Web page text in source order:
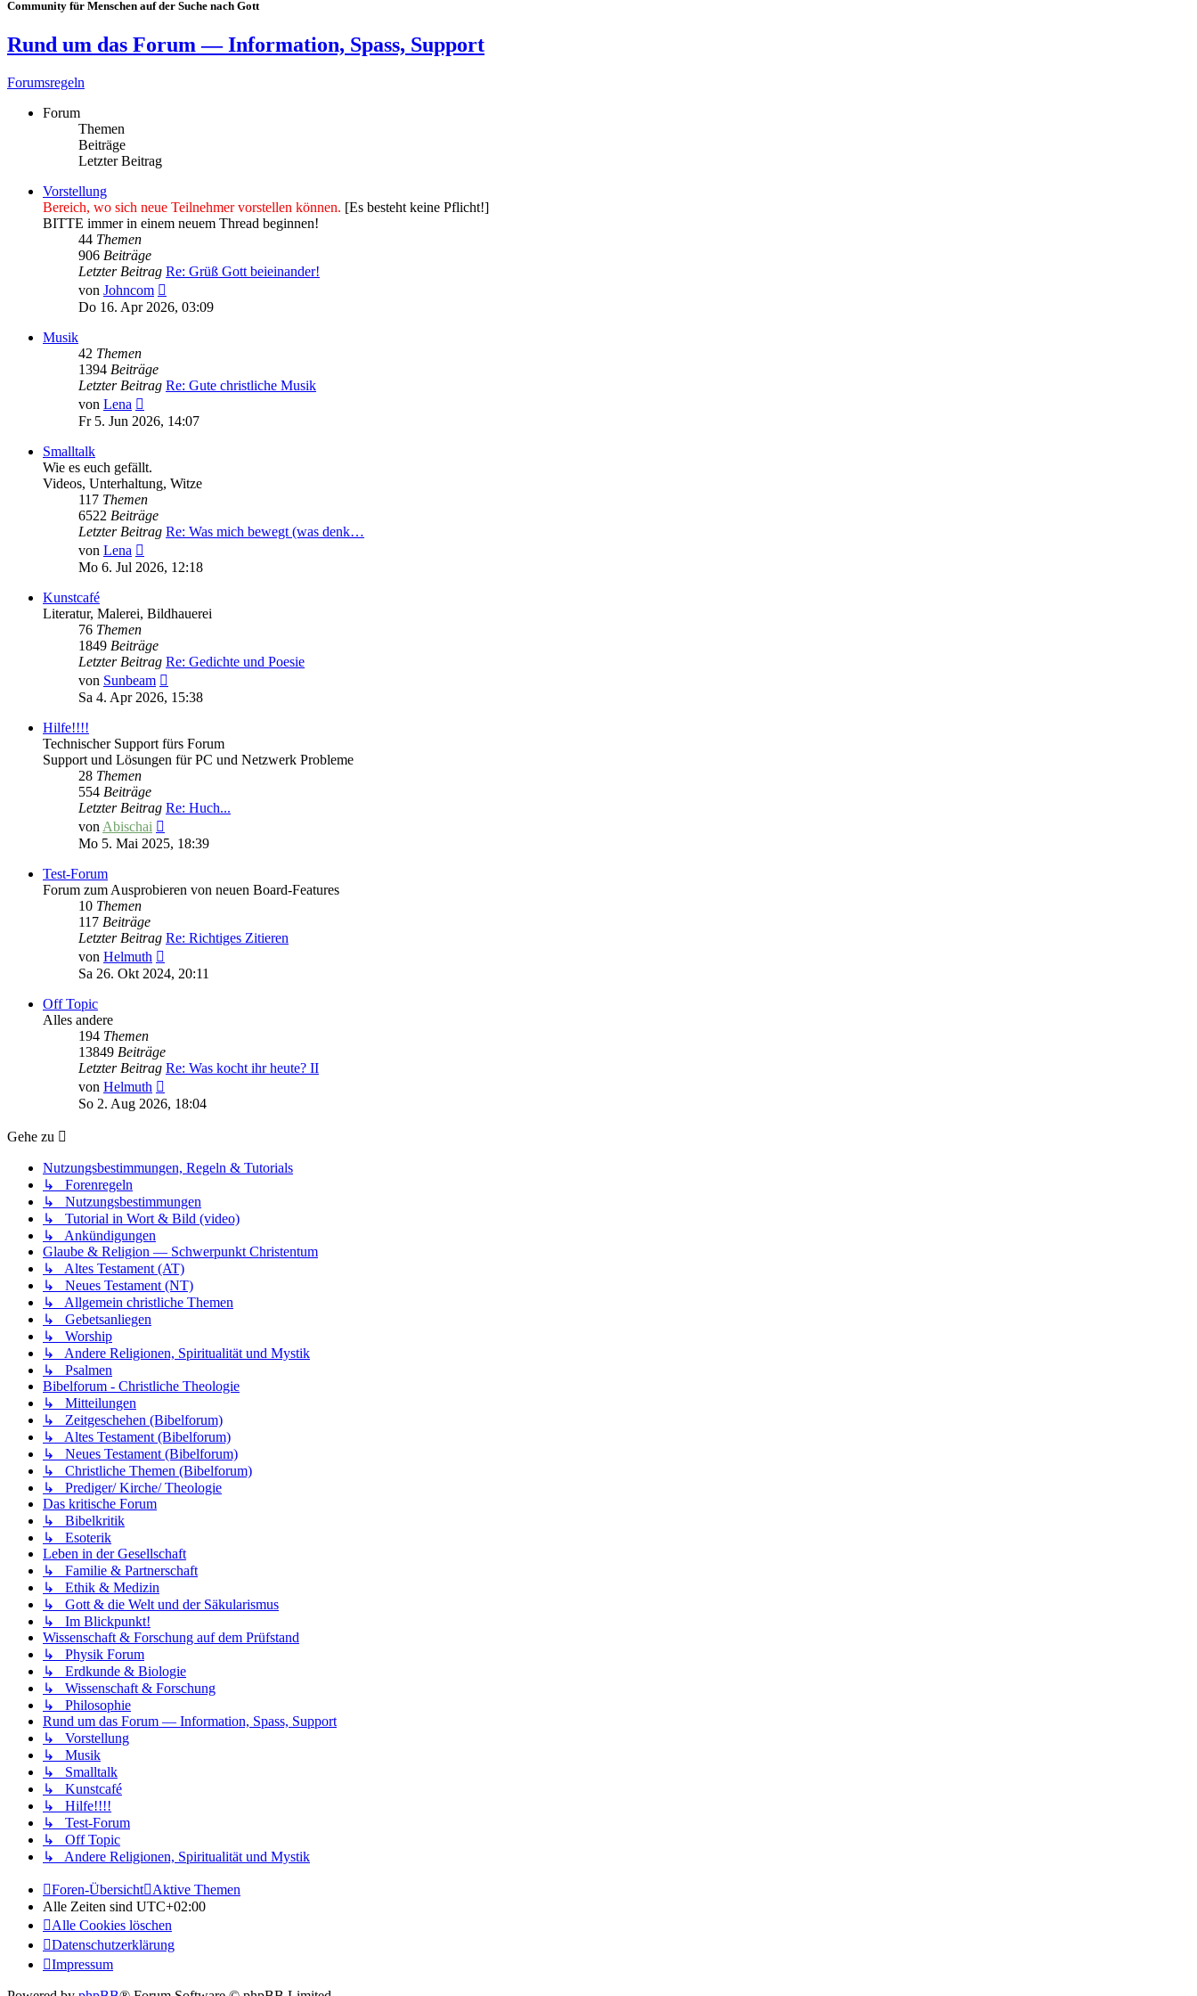
Community für Menschen auf der Suche nach Gott
Rund um das Forum — Information, Spass, Support
Forumsregeln
Forum
Themen
Beiträge
Letzter Beitrag
Vorstellung
Bereich, wo sich neue Teilnehmer vorstellen können. [Es besteht keine Pflicht!]
BITTE immer in einem neuem Thread beginnen!
44 Themen
906 Beiträge
Letzter Beitrag Re: Grüß Gott beieinander!
von Johncom
Beitrag
Do 16. Apr 2026, 03:09
Musik
42 Themen
1394 Beiträge
Letzter Beitrag Re: Gute christliche Musik
von Lena
Beitrag
Fr 5. Jun 2026, 14:07
Smalltalk
Wie es euch gefällt.
Videos, Unterhaltung, Witze
117 Themen
6522 Beiträge
Letzter Beitrag Re: Was mich bewegt (was denk…
von Lena
Beitrag
Mo 6. Jul 2026, 12:18
Kunstcafé
Literatur, Malerei, Bildhauerei
76 Themen
1849 Beiträge
Letzter Beitrag Re: Gedichte und Poesie
von Sunbeam
Beitrag
Sa 4. Apr 2026, 15:38
Hilfe!!!!
Technischer Support fürs Forum
Support und Lösungen für PC und Netzwerk Probleme
28 Themen
554 Beiträge
Letzter Beitrag Re: Huch...
von Abischai
Beitrag
Mo 5. Mai 2025, 18:39
Test-Forum
Forum zum Ausprobieren von neuen Board-Features
10 Themen
117 Beiträge
Letzter Beitrag Re: Richtiges Zitieren
von Helmuth
Beitrag
Sa 26. Okt 2024, 20:11
Off Topic
Alles andere
194 Themen
13849 Beiträge
Letzter Beitrag Re: Was kocht ihr heute? II
von Helmuth
Beitrag
So 2. Aug 2026, 18:04
Gehe zu
Nutzungsbestimmungen, Regeln & Tutorials
↳ Forenregeln
↳ Nutzungsbestimmungen
↳ Tutorial in Wort & Bild (video)
↳ Ankündigungen
Glaube & Religion — Schwerpunkt Christentum
↳ Altes Testament (AT)
↳ Neues Testament (NT)
↳ Allgemein christliche Themen
↳ Gebetsanliegen
↳ Worship
↳ Andere Religionen, Spiritualität und Mystik
↳ Psalmen
Bibelforum - Christliche Theologie
↳ Mitteilungen
↳ Zeitgeschehen (Bibelforum)
↳ Altes Testament (Bibelforum)
↳ Neues Testament (Bibelforum)
↳ Christliche Themen (Bibelforum)
↳ Prediger/ Kirche/ Theologie
Das kritische Forum
↳ Bibelkritik
↳ Esoterik
Leben in der Gesellschaft
↳ Familie & Partnerschaft
↳ Ethik & Medizin
↳ Gott & die Welt und der Säkularismus
↳ Im Blickpunkt!
Wissenschaft & Forschung auf dem Prüfstand
↳ Physik Forum
↳ Erdkunde & Biologie
↳ Wissenschaft & Forschung
↳ Philosophie
Rund um das Forum — Information, Spass, Support
↳ Vorstellung
↳ Musik
↳ Smalltalk
↳ Kunstcafé
↳ Hilfe!!!!
↳ Test-Forum
↳ Off Topic
↳ Andere Religionen, Spiritualität und Mystik
Foren-Übersicht
Aktive Themen
Alle Zeiten sind UTC+02:00
Alle Cookies löschen
Datenschutzerklärung
Impressum